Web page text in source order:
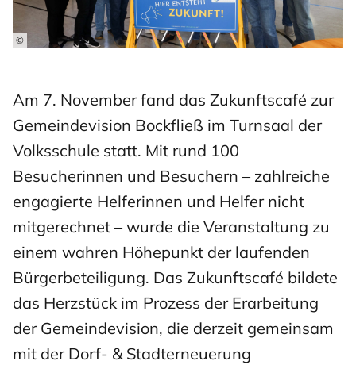
©
Am 7. November fand das Zukunftscafé zur
Gemeindevision Bockfließ im Turnsaal der
Volksschule statt. Mit rund 100
Besucherinnen und Besuchern – zahlreiche
engagierte Helferinnen und Helfer nicht
mitgerechnet – wurde die Veranstaltung zu
einem wahren Höhepunkt der laufenden
Bürgerbeteiligung. Das Zukunftscafé bildete
das Herzstück im Prozess der Erarbeitung
der Gemeindevision, die derzeit gemeinsam
mit der Dorf- & Stadterneuerung